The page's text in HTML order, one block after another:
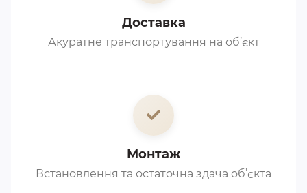
Доставка
Акуратне транспортування на об’єкт
Монтаж
Встановлення та остаточна здача об’єкта